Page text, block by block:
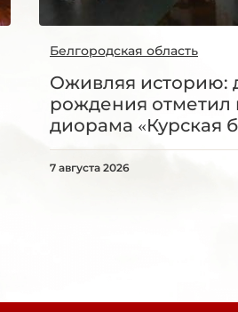
Белгородская область
Оживляя историю:
рождения отметил
диорама «Курская
7 августа 2026